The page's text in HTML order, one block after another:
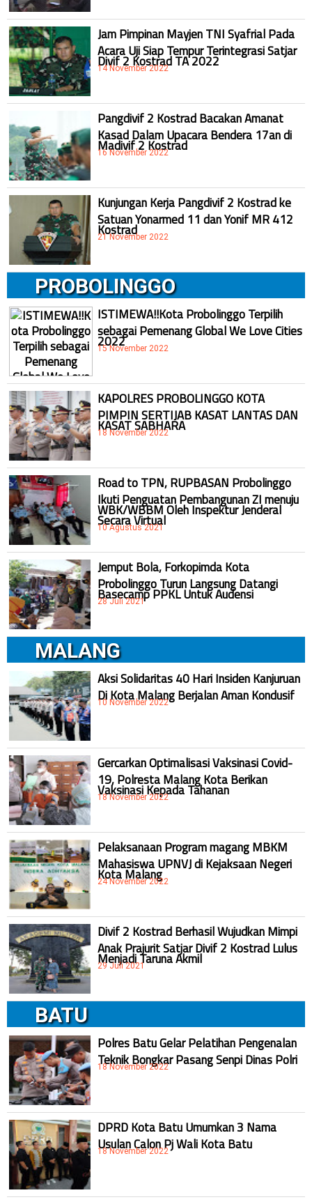
Jam Pimpinan Mayjen TNI Syafrial Pada
Acara Uji Siap Tempur Terintegrasi Satjar
Divif 2 Kostrad TA 2022
14 November 2022
Pangdivif 2 Kostrad Bacakan Amanat
Kasad Dalam Upacara Bendera 17an di
Madivif 2 Kostrad
16 November 2022
Kunjungan Kerja Pangdivif 2 Kostrad ke
Satuan Yonarmed 11 dan Yonif MR 412
Kostrad
21 November 2022
PROBOLINGGO
ISTIMEWA!!Kota Probolinggo Terpilih
sebagai Pemenang Global We Love Cities
2022
15 November 2022
KAPOLRES PROBOLINGGO KOTA
PIMPIN SERTIJAB KASAT LANTAS DAN
KASAT SABHARA
18 November 2022
Road to TPN, RUPBASAN Probolinggo
Ikuti Penguatan Pembangunan ZI menuju
WBK/WBBM Oleh Inspektur Jenderal
Secara Virtual
10 Agustus 2021
Jemput Bola, Forkopimda Kota
Probolinggo Turun Langsung Datangi
Basecamp PPKL Untuk Audensi
28 Juli 2021
MALANG
Aksi Solidaritas 40 Hari Insiden Kanjuruan
Di Kota Malang Berjalan Aman Kondusif
10 November 2022
Gercarkan Optimalisasi Vaksinasi Covid-
19, Polresta Malang Kota Berikan
Vaksinasi Kepada Tahanan
18 November 2022
Pelaksanaan Program magang MBKM
Mahasiswa UPNVJ di Kejaksaan Negeri
Kota Malang
24 November 2022
Divif 2 Kostrad Berhasil Wujudkan Mimpi
Anak Prajurit Satjar Divif 2 Kostrad Lulus
Menjadi Taruna Akmil
29 Juli 2021
BATU
Polres Batu Gelar Pelatihan Pengenalan
Teknik Bongkar Pasang Senpi Dinas Polri
18 November 2022
DPRD Kota Batu Umumkan 3 Nama
Usulan Calon Pj Wali Kota Batu
18 November 2022